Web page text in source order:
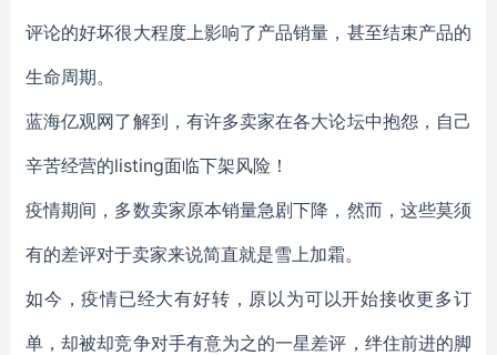
评论的好坏很大程度上影响了产品销量，甚至结束产品的
生命周期。
蓝海亿观网了解到，有许多卖家在各大论坛中抱怨，自己
辛苦经营的listing面临下架风险！
疫情期间，多数卖家原本销量急剧下降，然而，这些莫须
有的差评对于卖家来说简直就是雪上加霜。
如今，疫情已经大有好转，原以为可以开始接收更多订
单，却被却竞争对手有意为之的一星差评，绊住前进的脚